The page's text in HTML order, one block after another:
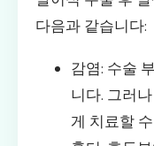
다음과 같습니다:
감염: 수술
니다. 그러
게 치료할